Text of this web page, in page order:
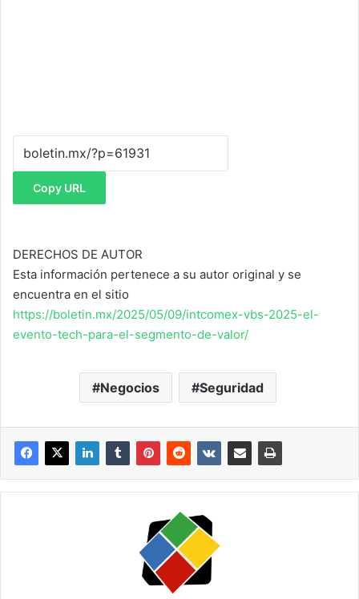
Copy URL
DERECHOS DE AUTOR
Esta información pertenece a su autor original y se
encuentra en el sitio
https://boletin.mx/2025/05/09/intcomex-vbs-2025-el-
evento-tech-para-el-segmento-de-valor/
Negocios Seguridad